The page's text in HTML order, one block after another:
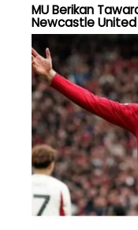
MU Berikan
Newcastle United